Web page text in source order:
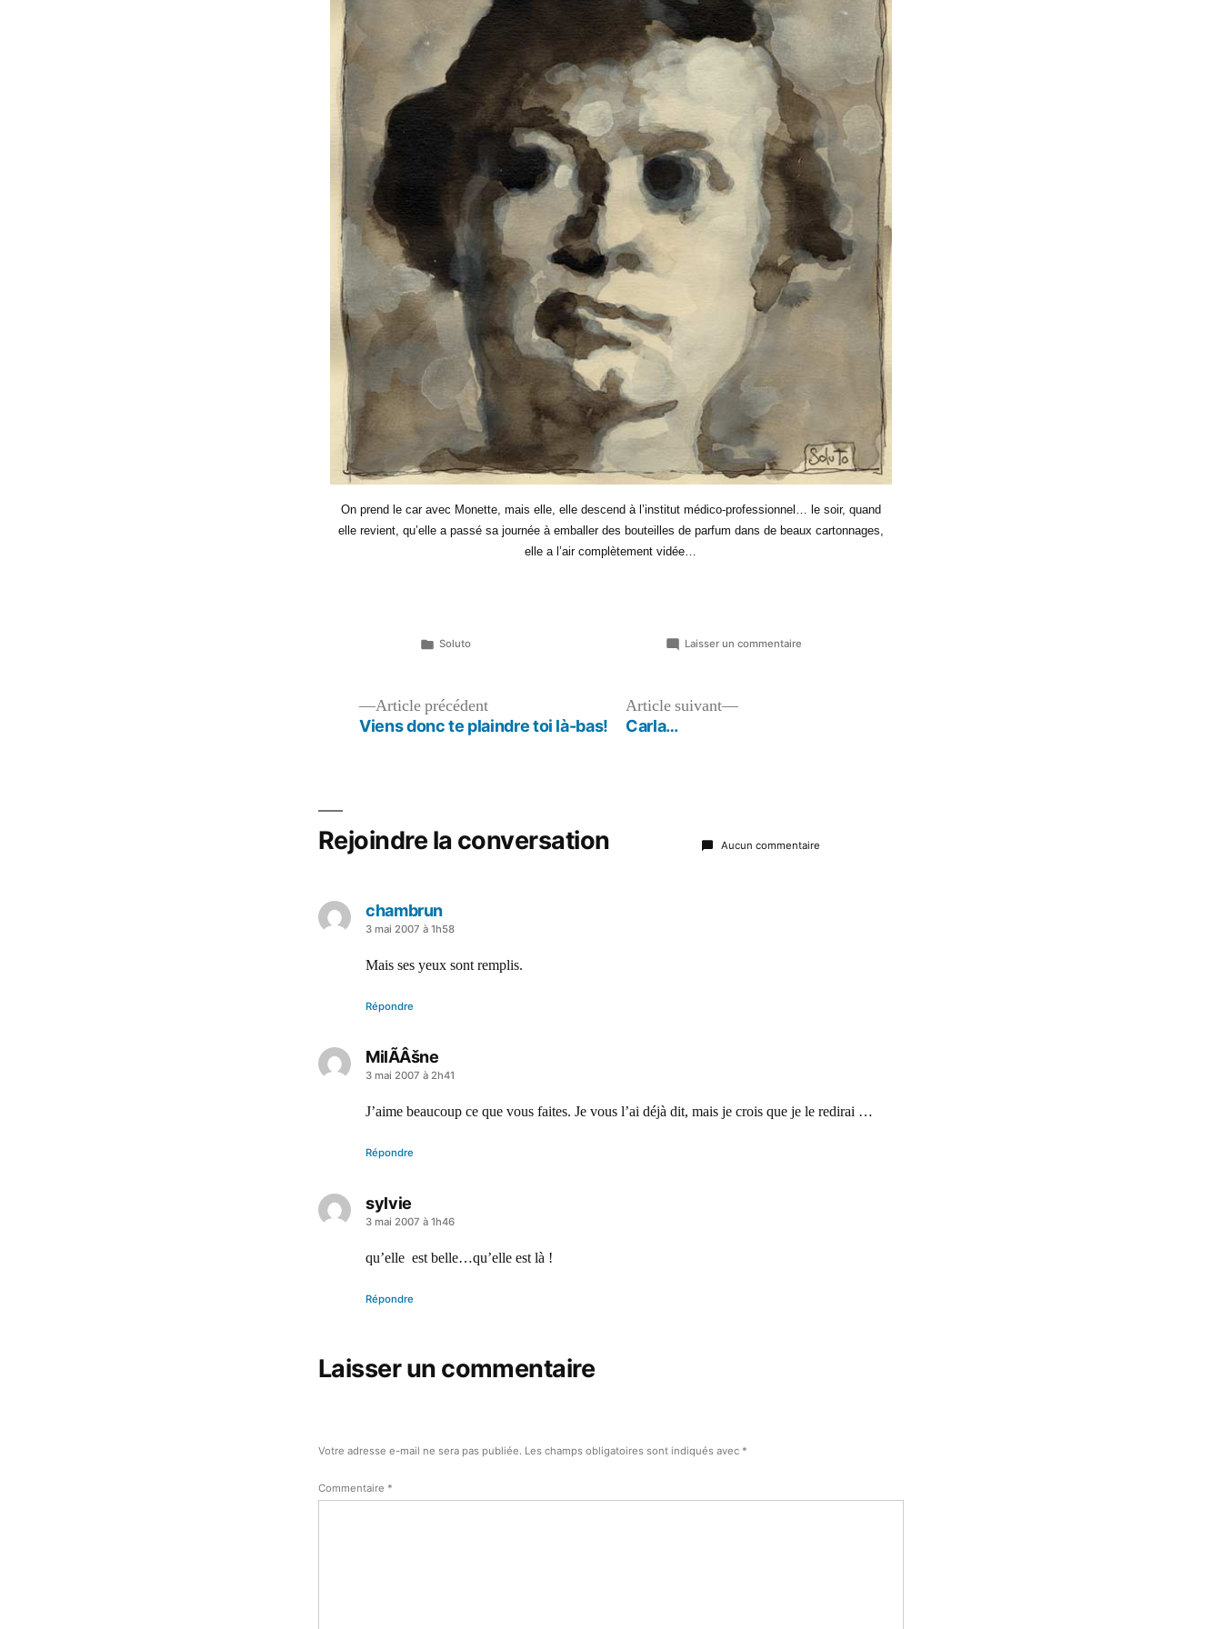
On prend le car avec Monette, mais elle, elle descend à l’institut médico-professionnel… le soir, quand
elle revient, qu’elle a passé sa journée à emballer des bouteilles de parfum dans de beaux cartonnages,
elle a l’air complètement vidée…
Publié
Soluto Laisser un commentaire
Article précédentArticle
précédent :
Viens donc te plaindre toi là-bas!
Article suivant
Article
Carla…
Rejoindre la conversation Aucun commentaire
chambrun
a
dit :
3 mai 2007 à 1h58
Mais ses yeux sont remplis.
Répondre
MilÃÂšne
a
dit :
3 mai 2007 à 2h41
J’aime beaucoup ce que vous faites. Je vous l’ai déjà dit, mais je crois que je le redirai …
Répondre
sylvie
a
dit :
3 mai 2007 à 1h46
qu’elle est belle…qu’elle est là !
Répondre
Laisser un commentaire
Votre adresse e-mail ne sera pas publiée. Les champs obligatoires sont indiqués avec *
Commentaire *